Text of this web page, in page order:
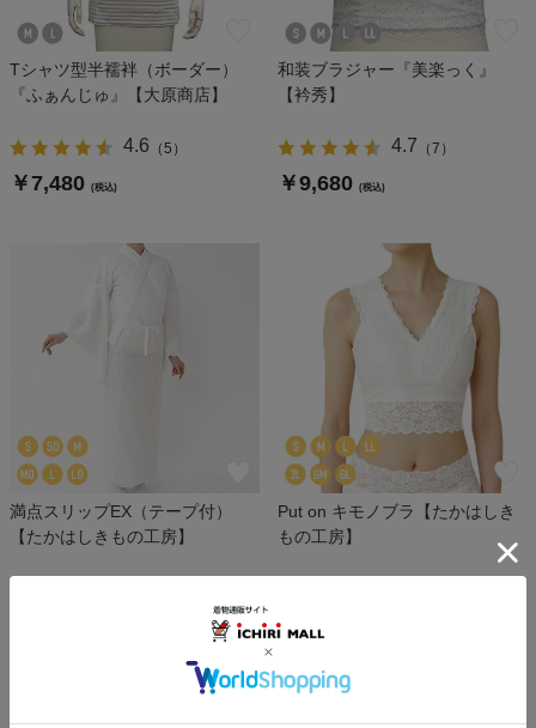
Tシャツ型半襦袢（ボーダー）
『ふぁんじゅ』【大原商店】
4.6 （5 ）
￥7,480 (税込)
和装ブラジャー『美楽っく』
【衿秀】
4.7 （7 ）
￥9,680 (税込)
満点スリップEX（テープ付）
【たかはしきもの工房】
Put on キモノブラ【たかはしき
もの工房】
￥13,200